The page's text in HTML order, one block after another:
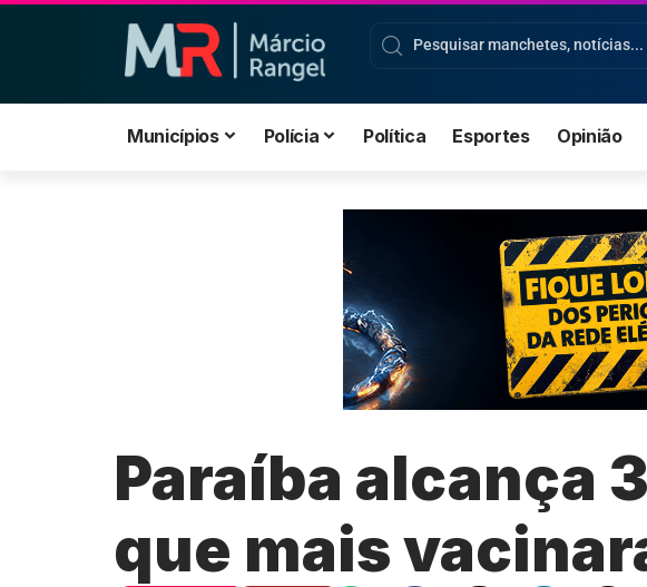
Municípios Polícia Política Esportes Opinião
Paraíba alcança
que mais